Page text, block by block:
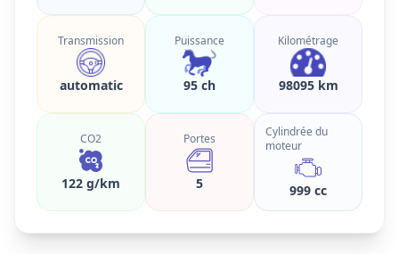
Transmission
automatic
Puissance
95 ch
Kilométrage
98095 km
CO2
122 g/km
Portes
5
Cylindrée du
moteur
999 cc